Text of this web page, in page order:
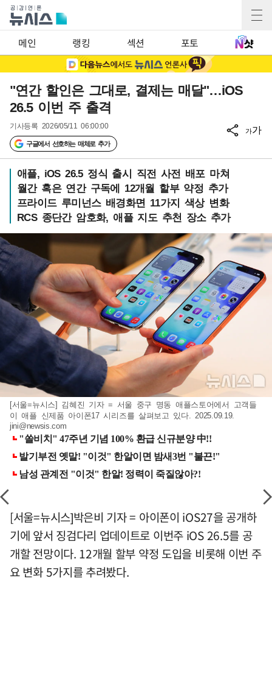
메인 랭킹 섹션 포토
"연간 할인은 그대로, 결제는 매달"…iOS
26.5 이번 주 출격
기사등록 2026/05/11 06:00:00
구글에서 선호하는 매체로 추가
가가
애플, iOS 26.5 정식 출시 직전 사전 배포 마쳐
월간 혹은 연간 구독에 12개월 할부 약정 추가
프라이드 루미넌스 배경화면 11가지 색상 변화
RCS 종단간 암호화, 애플 지도 추천 장소 추가
[서울=뉴시스] 김혜진 기자 = 서울 중구 명동 애플스토어에서 고객들
이 애플 신제품 아이폰17 시리즈를 살펴보고 있다. 2025.09.19.
jini@newsis.com
[서울=뉴시스]박은비 기자 = 아이폰이 iOS27을 공개하
기에 앞서 징검다리 업데이트로 이번주 iOS 26.5를 공
개할 전망이다. 12개월 할부 약정 도입을 비롯해 이번 주
요 변화 5가지를 추려봤다.